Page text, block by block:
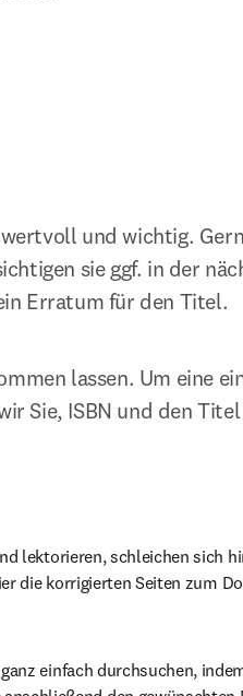
und wichtig.
sie ggf. in der
Erratum für den Titel.
in new tab/window
lassen. Um eine
Sie, ISBN und den
lektorieren, schleichen sich
die korrigierten Seiten zum